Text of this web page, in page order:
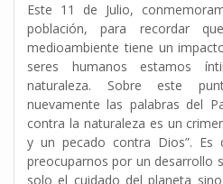
Este 11 de Julio,
población, para recordar
medioambiente tiene un
seres humanos estamos
naturaleza. Sobre este
nuevamente las palabras del
contra la naturaleza es un
y un pecado contra Dios”. Es
preocuparnos por un desarrollo
solo el cuidado del planeta